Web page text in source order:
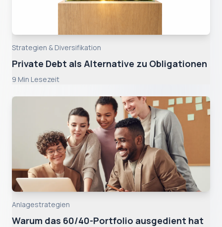
Strategien & Diversifikation
Private Debt als Alternative zu Obligationen
9 Min Lesezeit
Anlagestrategien
Warum das 60/40-Portfolio ausgedient hat